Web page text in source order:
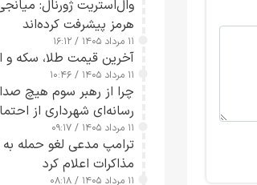
وال‌استریت ژورنال:
هرمز پیشرفت کرده‌اند
۱۱ مرداد ۱۴۰۵ / ۱۶:۱۲
آخرین قیمت طلا، سکه و ارز یکشنبه
۱۱ مرداد ۱۴۰۵ / ۱۰:۴۶
چرا از رهبر سوم هیچ
رسانه‌ای شهرداری از
گفت
۱۱ مرداد ۱۴۰۵ / ۰۹:۱۷
ترامپ
مذاکرات اعلام کرد
۱۱ مرداد ۱۴۰۵ / ۰۸:۱۸